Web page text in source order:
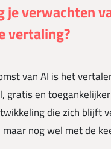
je verwachten
vertaling?
van AI is het
gratis en
die zich blijft
maar nog wel met de